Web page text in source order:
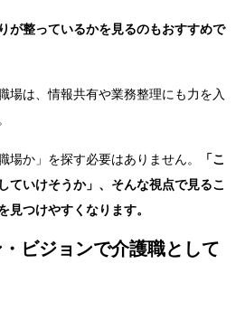
が整っているかを見るのもおすすめで
場は、情報共有や業務整理にも力を入
場か」を探す必要はありません。
「こ
ていけそうか」、そんな視点で見るこ
見つけやすくなります。
ビジョンで介護職として